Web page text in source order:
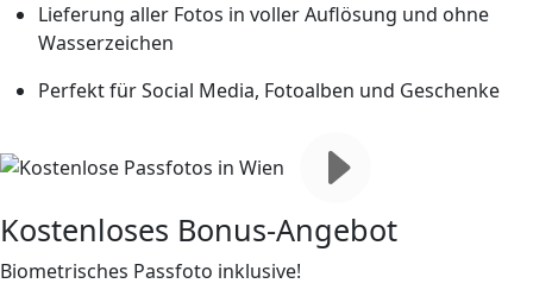
Lieferung aller Fotos in voller Auflösung und ohne
Wasserzeichen
Perfekt für Social Media, Fotoalben und Geschenke
Kostenloses Bonus-Angebot
Biometrisches Passfoto inklusive!